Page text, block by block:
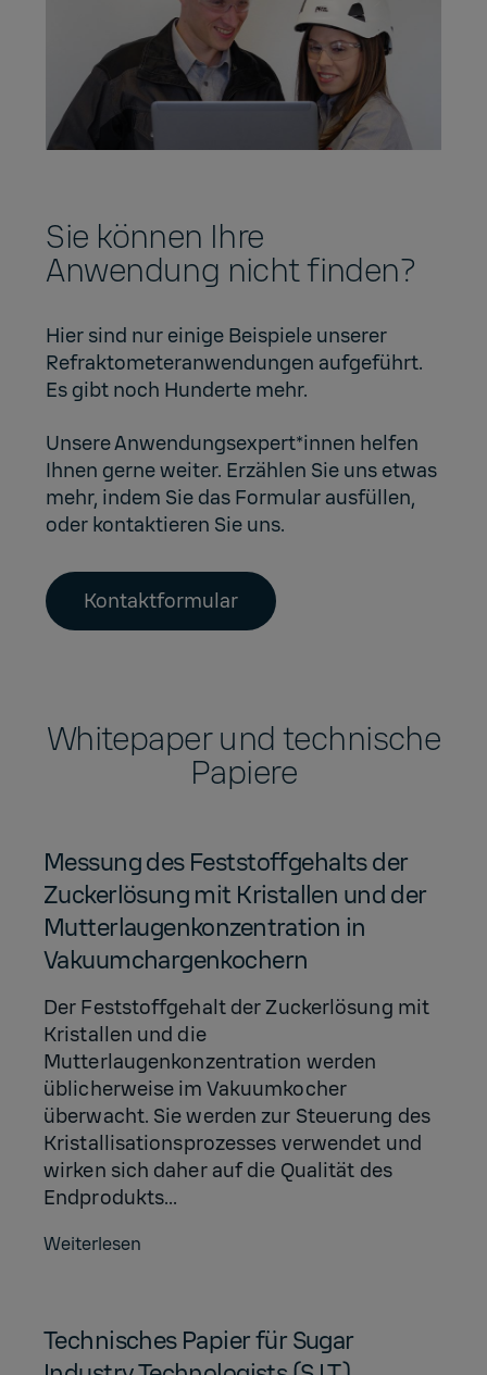
Sie können Ihre
Anwendung nicht finden?
Hier sind nur einige Beispiele unserer
Refraktometeranwendungen aufgeführt.
Es gibt noch Hunderte mehr.
Unsere Anwendungsexpert*innen helfen
Ihnen gerne weiter. Erzählen Sie uns etwas
mehr, indem Sie das Formular ausfüllen,
oder kontaktieren Sie uns.
Kontaktformular
Whitepaper und technische
Papiere
Messung des Feststoffgehalts der
Zuckerlösung mit Kristallen und der
Mutterlaugenkonzentration in
Vakuumchargenkochern
Der Feststoffgehalt der Zuckerlösung mit
Kristallen und die
Mutterlaugenkonzentration werden
üblicherweise im Vakuumkocher
überwacht. Sie werden zur Steuerung des
Kristallisationsprozesses verwendet und
wirken sich daher auf die Qualität des
Endprodukts...
Weiterlesen
Technisches Papier für Sugar